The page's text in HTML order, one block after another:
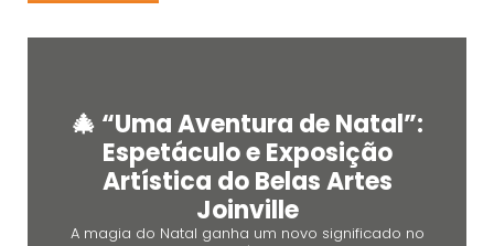
🎄 “Uma Aventura de Natal”:
Espetáculo e Exposição
Artística do Belas Artes
Joinville
A magia do Natal ganha um novo significado no